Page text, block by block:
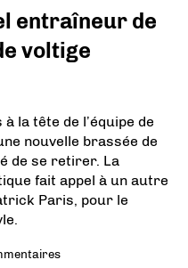
entraîneur de
voltige
la tête de l’équipe de
nouvelle brassée de
de se retirer. La
fait appel à un autre
Paris, pour le